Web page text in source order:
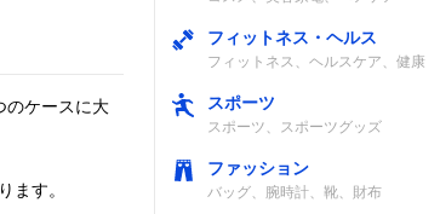
のケースに大
ます。
フィットネス・ヘルス
フィットネス、ヘルスケア、健康
スポーツ
スポーツ、スポーツグッズ
ファッション
バッグ、腕時計、靴、財布